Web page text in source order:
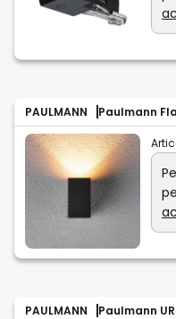
PAULMANN Paulmann
PAULMANN Paulmann